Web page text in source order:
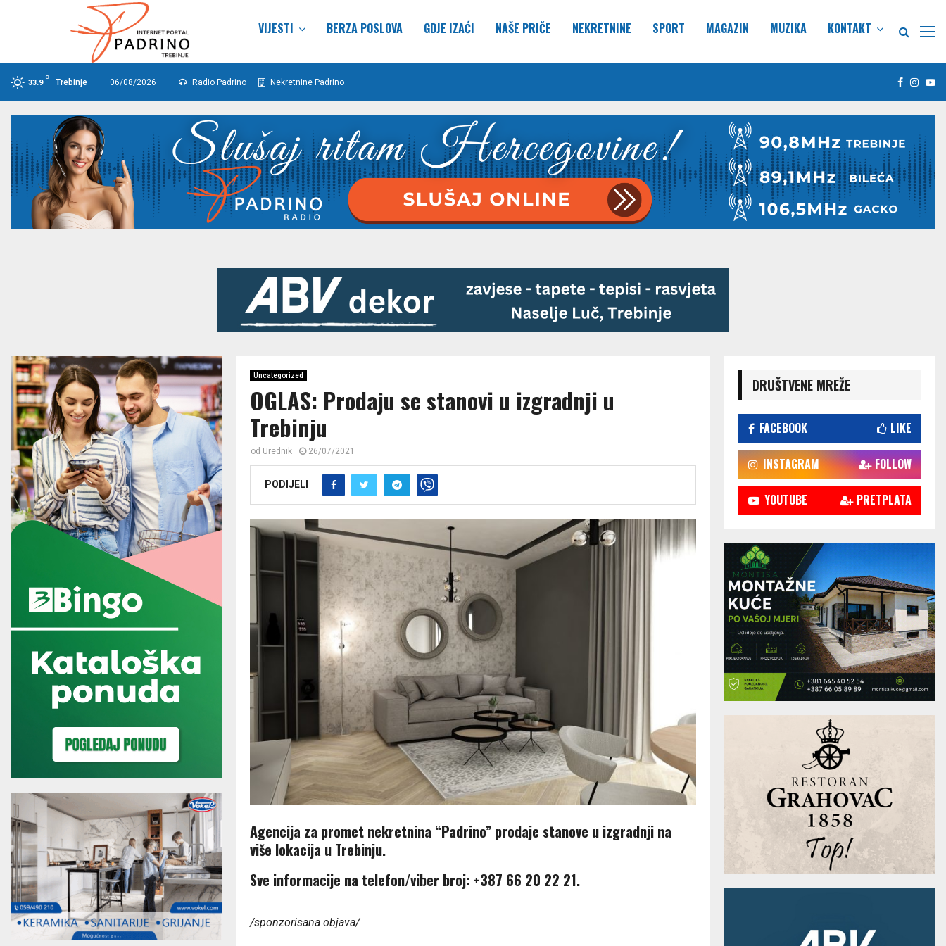
VIJESTI BERZA POSLOVA GDJE IZAĆI NAŠE PRIČE NEKRETNINE SPORT MAGAZIN MUZIKA KONTAKT
33.9
C
Trebinje 06/08/2026 Radio Padrino Nekretnine Padrino Facebook
Uncategorized
OGLAS: Prodaju se stanovi u izgradnji u
Trebinju
od Urednik 26/07/2021
PODIJELI
Agencija za promet nekretnina “Padrino” prodaje stanove u izgradnji na
više lokacija u Trebinju.
Sve informacije na telefon/viber broj: +387 66 20 22 21.
/sponzorisana objava/
DRUŠTVENE MREŽE
FACEBOOK LIKE
INSTAGRAM FOLLOW
YOUTUBE PRETPLATA